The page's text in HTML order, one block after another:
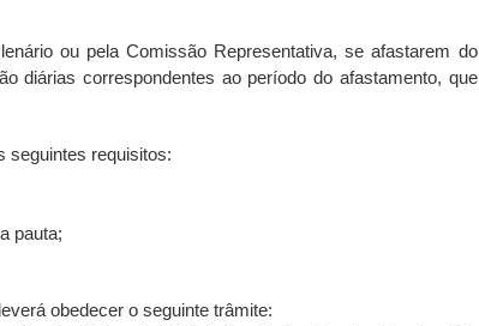
ou pela Comissão Representativa, se afastarem do
diárias correspondentes ao período do afastamento, que
seguintes requisitos:
pauta;
obedecer o seguinte trâmite: